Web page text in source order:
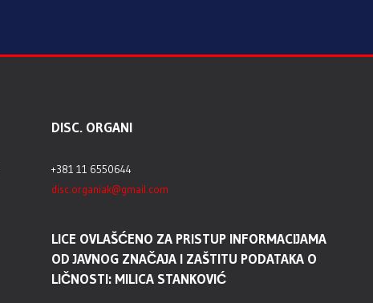
DISC. ORGANI
+381 11 6550644
disc.organiak@gmail.com
LICE OVLAŠĆENO ZA PRISTUP INFORMACIJAMA
OD JAVNOG ZNAČAJA I ZAŠTITU PODATAKA O
LIČNOSTI: MILICA STANKOVIĆ